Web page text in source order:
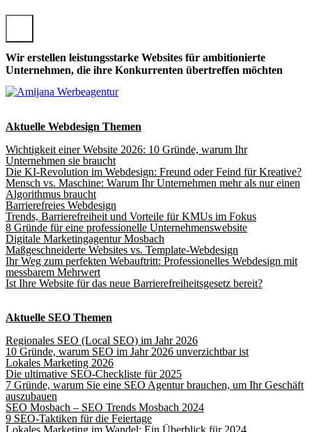
Wir erstellen leistungsstarke Websites für ambitionierte
Unternehmen, die ihre Konkurrenten übertreffen möchten
Aktuelle Webdesign Themen
Wichtigkeit einer Website 2026: 10 Gründe, warum Ihr
Unternehmen sie braucht
Die KI-Revolution im Webdesign: Freund oder Feind für Kreative?
Mensch vs. Maschine: Warum Ihr Unternehmen mehr als nur einen
Algorithmus braucht
Barrierefreies Webdesign
Trends, Barrierefreiheit und Vorteile für KMUs im Fokus
8 Gründe für eine professionelle Unternehmenswebsite
Digitale Marketingagentur Mosbach
Maßgeschneiderte Websites vs. Template-Webdesign
Ihr Weg zum perfekten Webauftritt: Professionelles Webdesign mit
messbarem Mehrwert
Ist Ihre Website für das neue Barrierefreiheitsgesetz bereit?
Aktuelle SEO Themen
Regionales SEO (Local SEO) im Jahr 2026
10 Gründe, warum SEO im Jahr 2026 unverzichtbar ist
Lokales Marketing 2026
Die ultimative SEO-Checkliste für 2025
7 Gründe, warum Sie eine SEO Agentur brauchen, um Ihr Geschäft
auszubauen
SEO Mosbach – SEO Trends Mosbach 2024
9 SEO-Taktiken für die Feiertage